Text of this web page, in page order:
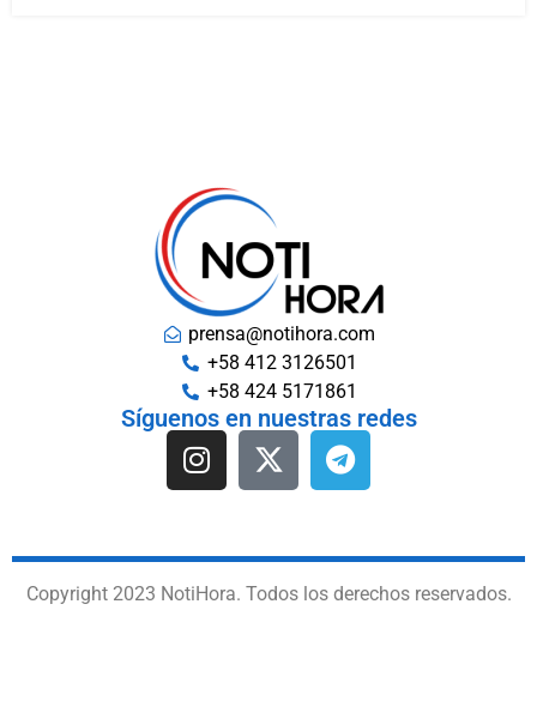
prensa@notihora.com
+58 412 3126501
+58 424 5171861
Síguenos en nuestras redes
Copyright 2023 NotiHora. Todos los derechos reservados.